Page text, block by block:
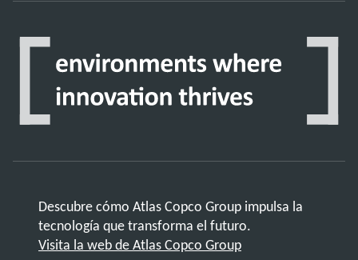
Descubre cómo Atlas Copco Group impulsa la
tecnología que transforma el futuro.
Visita la web de Atlas Copco Group